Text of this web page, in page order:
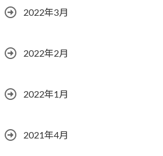
2022年3月
2022年2月
2022年1月
2021年4月